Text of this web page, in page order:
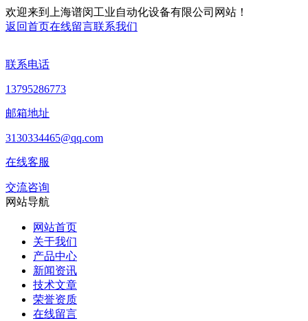
欢迎来到上海谱闵工业自动化设备有限公司网站！
返回首页在线留言联系我们
联系电话
13795286773
邮箱地址
3130334465@qq.com
在线客服
交流咨询
网站导航
网站首页
关于我们
产品中心
新闻资讯
技术文章
荣誉资质
在线留言